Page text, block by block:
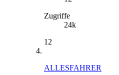
Zugriffe
24k
12
ALLESFAHRER